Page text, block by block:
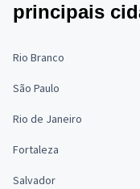
principais
Rio Branco
São Paulo
Rio de Janeiro
Fortaleza
Salvador